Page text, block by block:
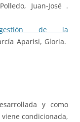
Juan-José .
de la
Aparisi, Gloria.
y como
condicionada,